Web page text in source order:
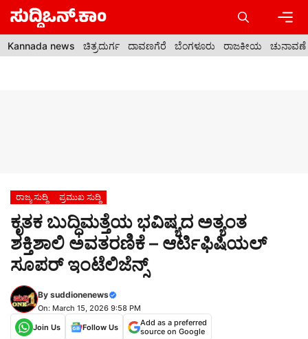
Skip
content
Kannada news ಚಿತ್ರದುರ್ಗ ದಾವಣಗೆರೆ ಬೆಂಗಳೂರು ರಾಜಕೀಯ ಚುನಾವಣೆ
ರಾಜ್ಯ ಸುದ್ದಿ ಪ್ರಮುಖ ಸುದ್ದಿ
ಕೃತಕ ಬುದ್ಧಿಮತ್ತೆಯ ಭವಿಷ್ಯದ ಅತ್ಯಂತ
ಶಕ್ತಿಶಾಲಿ ಅವತರಣಿಕೆ – ಆರ್ಟಿಫಿಷಿಯಲ್
ಸೂಪರ್ ಇಂಟೆಲಿಜೆನ್ಸ್
By suddionenews
On: March 15, 2026 9:58 PM
Join Us
Follow Us
Add as a preferred
source on Google